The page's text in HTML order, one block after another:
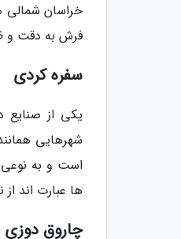
خراسان شمالی
فرش به دقت و
سفره کردی
یکی از
شهرهایی
است و به نوعی
ها عبارت اند
چاروق دوزی